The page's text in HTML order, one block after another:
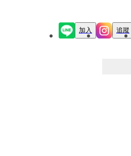
加入 追蹤